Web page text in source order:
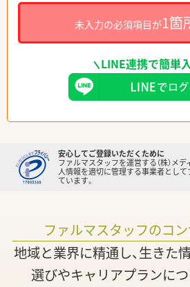
未入力の必須項目が1箇
LINE連携で簡単入
安心してご登録いただくために
ファルマスタッフを運営する（株）メ
人情報を適切に管理する事業者とし
ています。
ファルマスタッフのコ
地域と業界に精通し、生きた
選びやキャリアプランに